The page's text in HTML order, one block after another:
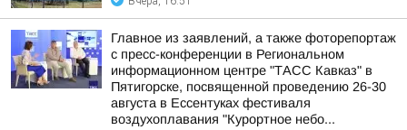
Главное из заявлений, а также фоторепортаж
с пресс-конференции в Региональном
информационном центре "ТАСС Кавказ" в
Пятигорске, посвященной проведению 26-30
августа в Ессентуках фестиваля
воздухоплавания "Курортное небо...